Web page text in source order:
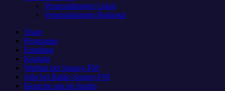
Veranstaltungen Lokal
Veranstaltungen Regional
Team
Programm
Empfang
Kontakt
Werben bei Sunray-FM
Jobs bei Radio Sunray-FM
Besuche uns im Studio